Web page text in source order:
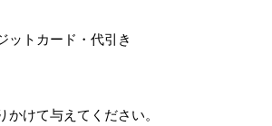
ットカード・代引き
けて与えてください。